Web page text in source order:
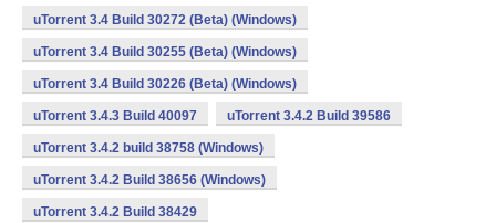
uTorrent 3.4 Build 30272 (Beta) (Windows)
uTorrent 3.4 Build 30255 (Beta) (Windows)
uTorrent 3.4 Build 30226 (Beta) (Windows)
uTorrent 3.4.3 Build 40097 uTorrent 3.4.2 Build 39586
uTorrent 3.4.2 build 38758 (Windows)
uTorrent 3.4.2 Build 38656 (Windows)
uTorrent 3.4.2 Build 38429